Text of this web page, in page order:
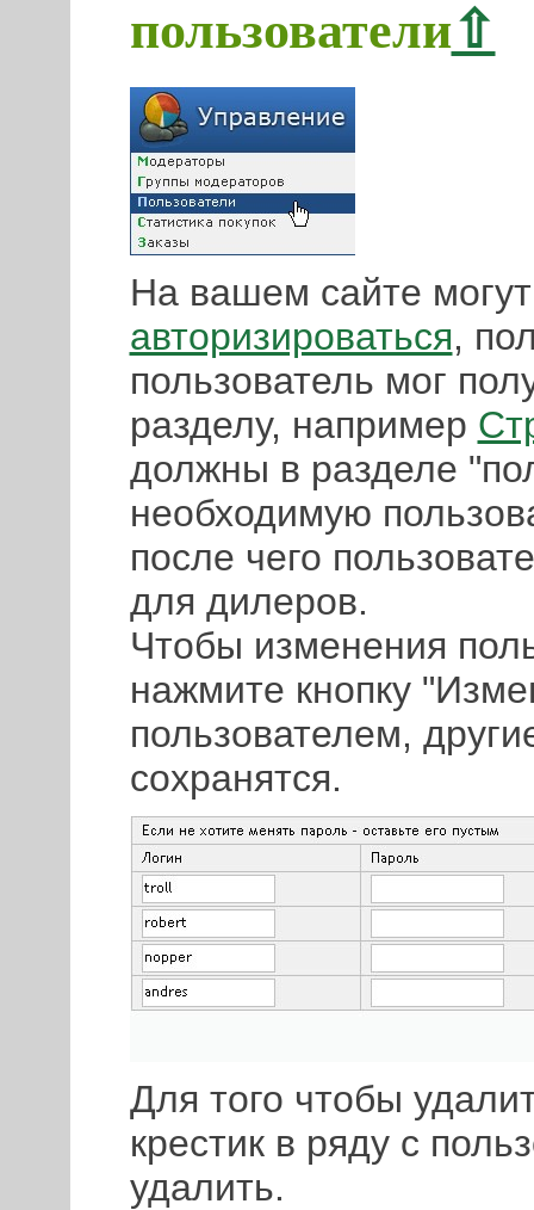
пользователи⇧
На вашем сайте
авторизироваться,
пользователь мог
разделу, например
должны в разделе
необходимую
после чего
для дилеров.
Чтобы изменения
нажмите кнопку
пользователем,
сохранятся.
Для того чтобы
крестик в ряду с
удалить.